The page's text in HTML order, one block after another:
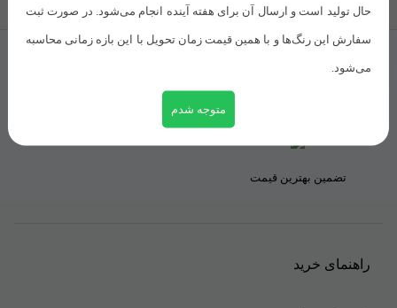
حال تولید است و ارسال آن برای هفته آینده انجام می‌شود. در صورت ثبت
سفارش این رنگ‌ها و با همین قیمت زمان تحویل با این بازه زمانی محاسبه
می‌شود.
متوجه شدم
تضمین بهترین قیمت
راهنمای خرید